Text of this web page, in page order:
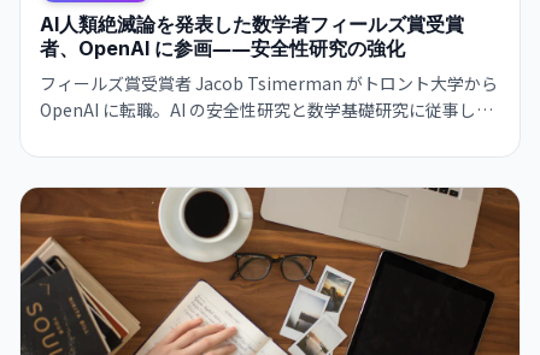
AI人類絶滅論を発表した数学者フィールズ賞受賞
者、OpenAI に参画――安全性研究の強化
フィールズ賞受賞者 Jacob Tsimerman がトロント大学から
OpenAI に転職。AI の安全性研究と数学基礎研究に従事しま
ます。